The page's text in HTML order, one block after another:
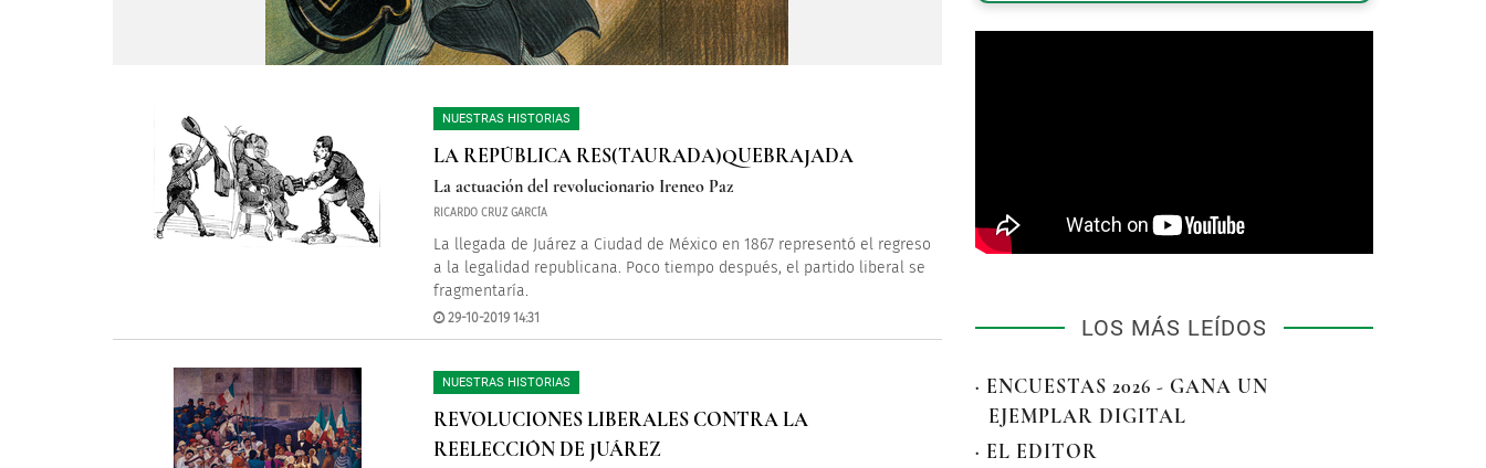
NUESTRAS HISTORIAS
LA REPÚBLICA RES(TAURADA)QUEBRAJADA
La actuación del revolucionario Ireneo Paz
RICARDO CRUZ GARCÍA
La llegada de Juárez a Ciudad de México en 1867 representó el regreso
a la legalidad republicana. Poco tiempo después, el partido liberal se
fragmentaría.
29-10-2019 14:31
NUESTRAS HISTORIAS
REVOLUCIONES LIBERALES CONTRA LA
REELECCIÓN DE JUÁREZ
LOS MÁS LEÍDOS
· ENCUESTAS 2026 - GANA UN
EJEMPLAR DIGITAL
· EL EDITOR